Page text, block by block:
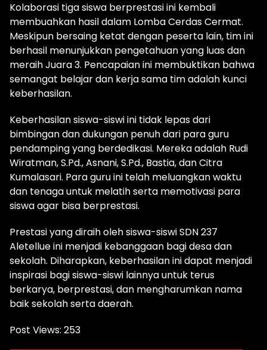
Kolaborasi tiga siswa berprestasi ini kembali
membuahkan hasil dalam Lomba Cerdas Cermat.
Meskipun bersaing ketat dengan peserta lain, tim ini
berhasil menunjukkan pengetahuan yang luas dan
meraih Juara 3. Pencapaian ini membuktikan bahwa
semangat belajar dan kerja sama tim adalah kunci
keberhasilan.
Keberhasilan siswa-siswi ini tidak lepas dari
bimbingan dan dukungan penuh dari para guru
pendamping yang berdedikasi. Mereka adalah Rudi
Wiratman, S.Pd., Asnani, S.Pd., Bastia, dan Citra
Kumalasari. Para guru ini telah meluangkan waktu
dan tenaga untuk melatih serta memotivasi para
siswa agar bisa berprestasi.
Prestasi yang diraih oleh siswa-siswi SDN 237
Aletellue ini menjadi kebanggaan bagi desa dan
sekolah. Diharapkan, keberhasilan ini dapat menjadi
inspirasi bagi siswa-siswi lainnya untuk terus
berkarya, berprestasi, dan mengharumkan nama
baik sekolah serta daerah.
Post Views: 253